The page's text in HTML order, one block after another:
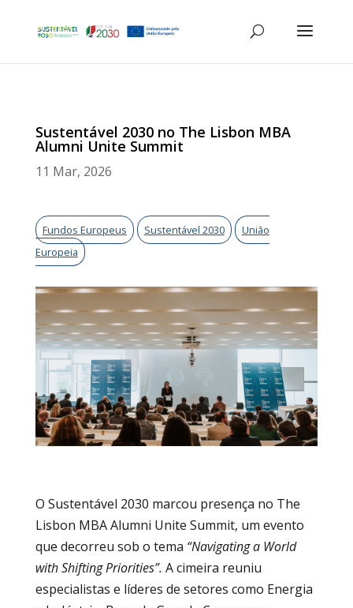
Sustentável 2030 no The Lisbon MBA
Alumni Unite Summit
11 Mar, 2026
Fundos Europeus Sustentável 2030
União
Europeia
O Sustentável 2030 marcou presença no The
Lisbon MBA Alumni Unite Summit, um evento
que decorreu sob o tema “Navigating a World
with Shifting Priorities”. A cimeira reuniu
especialistas e líderes de setores como Energia